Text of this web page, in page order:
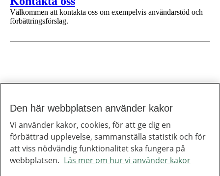
Välkommen att kontakta oss om exempelvis användarstöd och
förbättringsförslag.
Till toppen av sidan
Inera
Inera är ett digitaliseringsbolag som bidrar till att utveckla välfärden.
Om Inera
Jobba hos oss
Ineras nyhetsbrev
Inera på LinkedIn
Den här webbplatsen använder kakor
Vi använder kakor, cookies, för att ge dig en
förbättrad upplevelse, sammanställa statistik och för
att viss nödvändig funktionalitet ska fungera på
webbplatsen. Läs mer om hur vi använder kakor